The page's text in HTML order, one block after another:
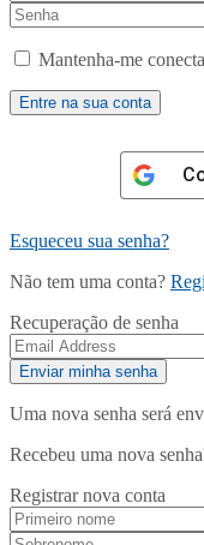
Mantenha-me
Esqueceu sua senha?
Não tem uma conta?
Recuperação de senha
Uma nova senha será
Recebeu uma nova
Registrar nova conta